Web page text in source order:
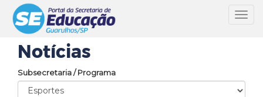
Notícias
Subsecretaria / Programa